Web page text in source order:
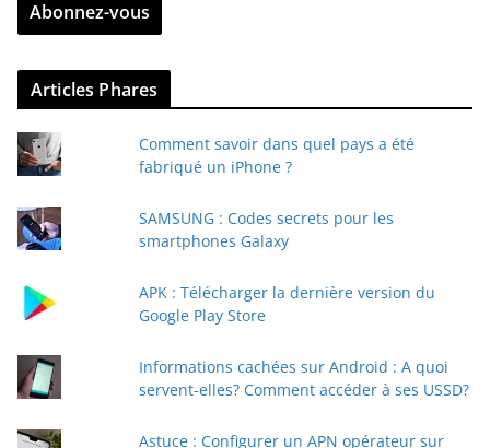
z
v
r
e
e
a
Abonnez-vous
Articles Phares
Comment savoir dans quel pays a été
fabriqué un iPhone ?
SAMSUNG : Codes secrets pour les
smartphones Galaxy
APK : Télécharger la dernière version du
Google Play Store
Informations cachées sur Android : A quoi
servent-elles? Comment accéder à ses USSD?
Astuce : Configurer un APN opérateur sur